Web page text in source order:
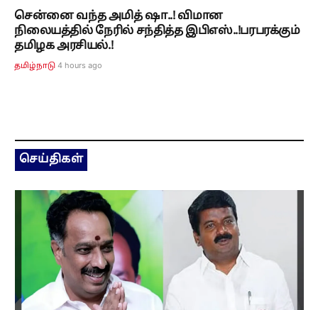
சென்னை வந்த அமித் ஷா..! விமான
நிலையத்தில் நேரில் சந்தித்த இபிஎஸ்..!பரபரக்கும்
தமிழக அரசியல்.!
தமிழ்நாடு 4 hours ago
செய்திகள்